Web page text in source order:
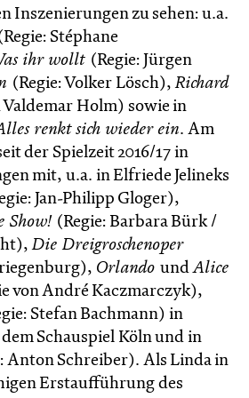
Inszenierungen zu sehen: u.a.
Stéphane
ihr wollt (Regie: Jürgen
(Regie: Volker Lösch),Richard
Valdemar Holm) sowie in
renkt sich wieder ein. Am
der Spielzeit 2016/17 in
mit, u.a. in Elfriede Jelineks
Jan-Philipp Gloger),
Show! (Regie: Barbara Bürk /
Die Dreigroschenoper
Orlando undAlice
von André Kaczmarczyk),
Stefan Bachmann) in
Schauspiel Köln und in
Anton Schreiber). Als Linda in
Erstaufführung des